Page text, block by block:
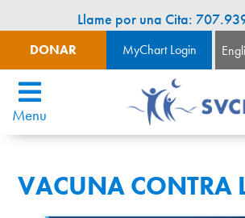
Llame por una Cita:
DONAR MyChart Login
Menu
VACUNA CONTRA